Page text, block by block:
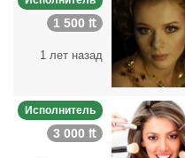
1 500 ₶
1 лет назад
Исполнитель
3 000 ₶